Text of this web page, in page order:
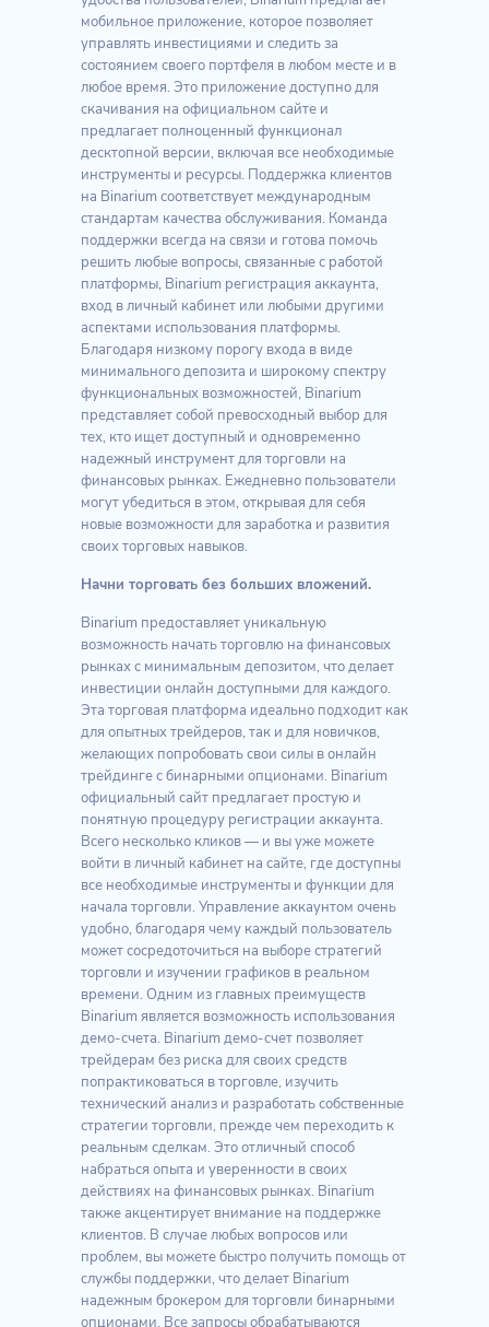
мобильное приложение, которое позволяет
управлять инвестициями и следить за
состоянием своего портфеля в любом месте и в
любое время. Это приложение доступно для
скачивания на официальном сайте и
предлагает полноценный функционал
десктопной версии, включая все необходимые
инструменты и ресурсы. Поддержка клиентов
на Binarium соответствует международным
стандартам качества обслуживания. Команда
поддержки всегда на связи и готова помочь
решить любые вопросы, связанные с работой
платформы, Binarium регистрация аккаунта,
вход в личный кабинет или любыми другими
аспектами использования платформы.
Благодаря низкому порогу входа в виде
минимального депозита и широкому спектру
функциональных возможностей, Binarium
представляет собой превосходный выбор для
тех, кто ищет доступный и одновременно
надежный инструмент для торговли на
финансовых рынках. Ежедневно пользователи
могут убедиться в этом, открывая для себя
новые возможности для заработка и развития
своих торговых навыков.
Начни торговать без больших вложений.
Binarium предоставляет уникальную
возможность начать торговлю на финансовых
рынках с минимальным депозитом, что делает
инвестиции онлайн доступными для каждого.
Эта торговая платформа идеально подходит как
для опытных трейдеров, так и для новичков,
желающих попробовать свои силы в онлайн
трейдинге с бинарными опционами. Binarium
официальный сайт предлагает простую и
понятную процедуру регистрации аккаунта.
Всего несколько кликов — и вы уже можете
войти в личный кабинет на сайте, где доступны
все необходимые инструменты и функции для
начала торговли. Управление аккаунтом очень
удобно, благодаря чему каждый пользователь
может сосредоточиться на выборе стратегий
торговли и изучении графиков в реальном
времени. Одним из главных преимуществ
Binarium является возможность использования
демо-счета. Binarium демо-счет позволяет
трейдерам без риска для своих средств
попрактиковаться в торговле, изучить
технический анализ и разработать собственные
стратегии торговли, прежде чем переходить к
реальным сделкам. Это отличный способ
набраться опыта и уверенности в своих
действиях на финансовых рынках. Binarium
также акцентирует внимание на поддержке
клиентов. В случае любых вопросов или
проблем, вы можете быстро получить помощь от
службы поддержки, что делает Binarium
надежным брокером для торговли бинарными
опционами. Все запросы обрабатываются